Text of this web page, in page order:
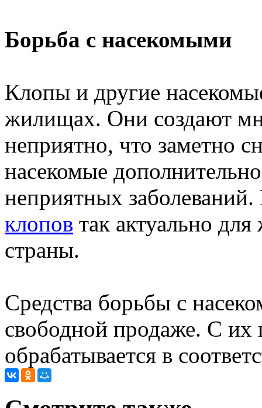
Борьба с насекомыми
Клопы и другие
жилищах. Они создают
неприятно, что заметно
насекомые
неприятных
клопов так актуально
страны.
Средства борьбы с
свободной продаже. С
обрабатывается в